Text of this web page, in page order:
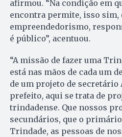
afirmou. “Na condição em
encontra permite, isso sim,
empreendedorismo,
é público”, acentuou.
“A missão de fazer uma
está nas mãos de cada um
de um projeto de secretário
prefeito, aqui se trata de
trindadense. Que nossos
secundários, que o
Trindade, as pessoas de